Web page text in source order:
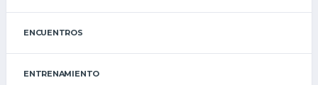
ENCUENTROS
ENTRENAMIENTO